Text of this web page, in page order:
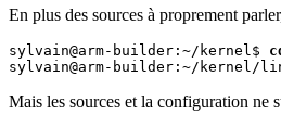
En plus des sources à proprement
sylvain@arm-builder:~/kernel$
sylvain@arm-builder:~/kernel/
Mais les sources et la configuration